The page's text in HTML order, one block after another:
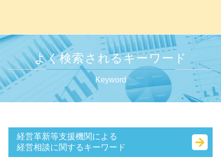
よく検索されるキーワード
Keyword
経営革新等支援機関による
経営相談に関するキーワード